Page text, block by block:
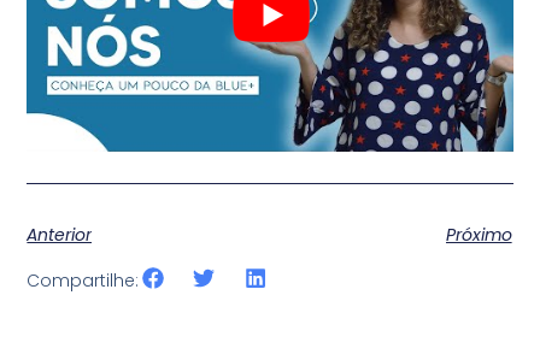
Anterior
Próximo
Compartilhe: